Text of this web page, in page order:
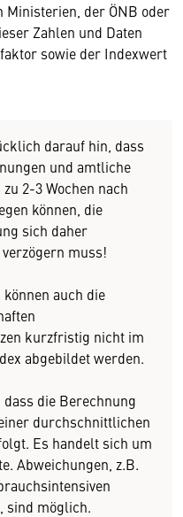
Ministerien, der ÖNB oder
Zahlen und Daten
sowie der Indexwert
darauf hin, dass
und amtliche
2-3 Wochen nach
können, die
sich daher
muss!
auch die
kurzfristig nicht im
abgebildet werden.
dass die Berechnung
durchschnittlichen
Es handelt sich um
Abweichungen, z.B.
sind möglich.